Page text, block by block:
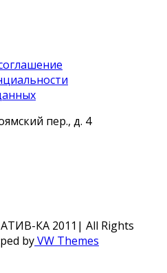
пер., д. 4
КА 2011| All Rights
byVW Themes